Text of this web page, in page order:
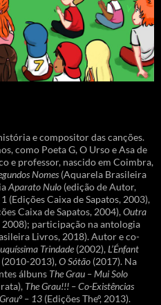
e compositor das canções.
como Poeta G, O Urso e Asa de
e professor, nascido em Coimbra,
Nomes (Aquarela Brasileira
Aparato Nulo (edição de Autor,
(Edições Caixa de Sapatos, 2003),
Caixa de Sapatos, 2004),Outra
2008); participação na antologia
Livros, 2018). Autor e co-
Trindade (2002),L’Énfant
(2010-2013),O Sótão (2017). Na
álbuns The Grau – Mui Solo
The Grau!!! – Co-Existências
– 13 (Edições Theº, 2013).